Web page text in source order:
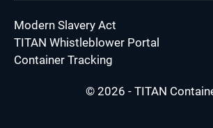
Modern Slavery Act
TITAN Whistleblower Portal
Container Tracking
© 2026 - TITAN